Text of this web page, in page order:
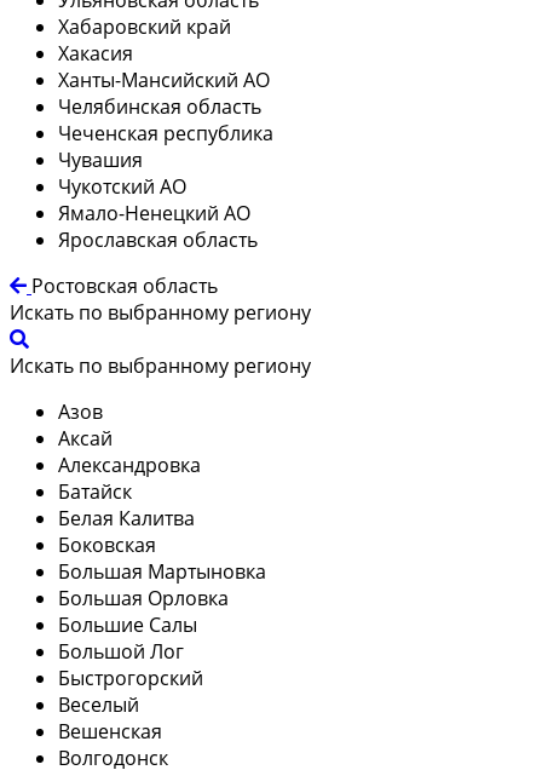
Хабаровский край
Хакасия
Ханты-Мансийский АО
Челябинская область
Чеченская республика
Чувашия
Чукотский АО
Ямало-Ненецкий АО
Ярославская область
Ростовская область
Искать по выбранному региону
Искать по выбранному региону
Азов
Аксай
Александровка
Батайск
Белая Калитва
Боковская
Большая Мартыновка
Большая Орловка
Большие Салы
Большой Лог
Быстрогорский
Веселый
Вешенская
Волгодонск